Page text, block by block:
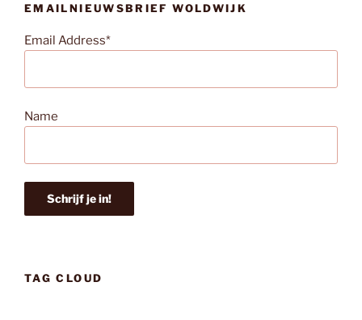
EMAILNIEUWSBRIEF WOLDWIJK
Email Address*
Name
TAG CLOUD